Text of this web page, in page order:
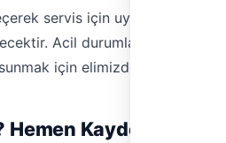
servis için uygun
Acil durumlarda
için elimizden
Hemen Kaydolun!